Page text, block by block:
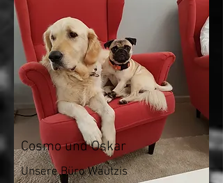
Cosmo und Oskar
Unsere Büro Wautzis